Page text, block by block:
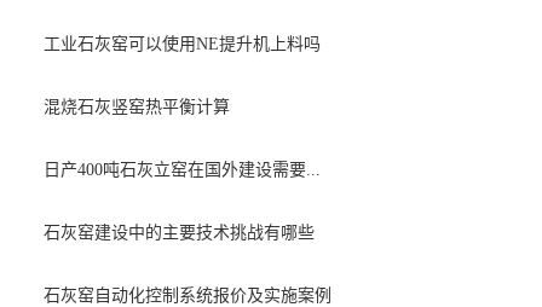
工业石灰窑可以使用NE提升机上料吗
混烧石灰竖窑热平衡计算
日产400吨石灰立窑在国外建设需要...
石灰窑建设中的主要技术挑战有哪些
石灰窑自动化控制系统报价及实施案例